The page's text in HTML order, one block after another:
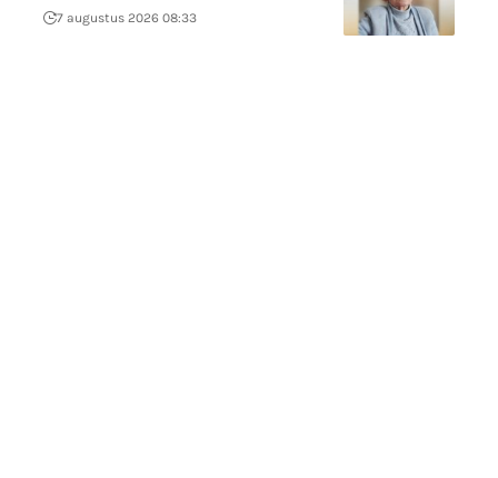
7 augustus 2026 08:33